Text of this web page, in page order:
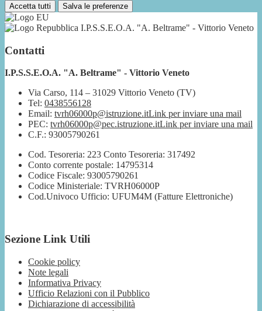
Accetta tutti Salva le preferenze
I.P.S.S.E.O.A. "A. Beltrame" - Vittorio Veneto
Contatti
I.P.S.S.E.O.A. "A. Beltrame" - Vittorio Veneto
Via Carso, 114 – 31029 Vittorio Veneto (TV)
Tel: 0438556128
Email: tvrh06000p@istruzione.itLink per inviare una mail
PEC: tvrh06000p@pec.istruzione.itLink per inviare una mail
C.F.: 93005790261
Cod. Tesoreria: 223 Conto Tesoreria: 317492
Conto corrente postale: 14795314
Codice Fiscale: 93005790261
Codice Ministeriale: TVRH06000P
Cod.Univoco Ufficio: UFUM4M (Fatture Elettroniche)
Sezione Link Utili
Cookie policy
Note legali
Informativa Privacy
Ufficio Relazioni con il Pubblico
Dichiarazione di accessibilità